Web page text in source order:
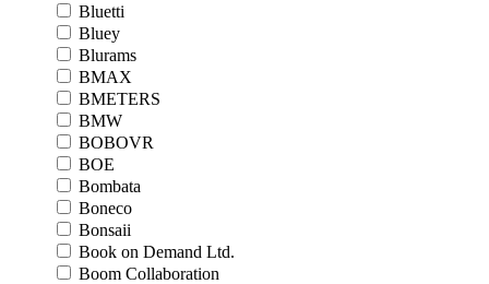
Bluetti
Bluey
Blurams
BMAX
BMETERS
BMW
BOBOVR
BOE
Bombata
Boneco
Bonsaii
Book on Demand Ltd.
Boom Collaboration